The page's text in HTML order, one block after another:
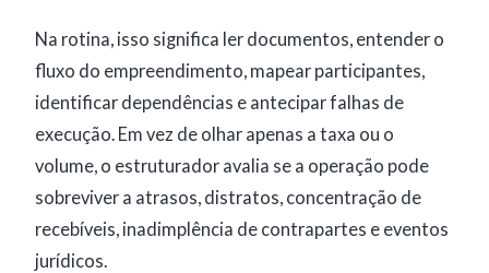
Na rotina, isso significa ler documentos, entender o
fluxo do empreendimento, mapear participantes,
identificar dependências e antecipar falhas de
execução. Em vez de olhar apenas a taxa ou o
volume, o estruturador avalia se a operação pode
sobreviver a atrasos, distratos, concentração de
recebíveis, inadimplência de contrapartes e eventos
jurídicos.